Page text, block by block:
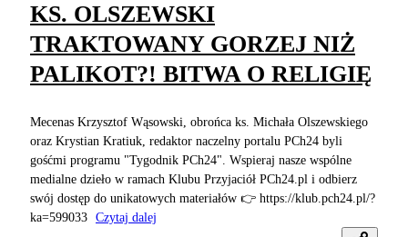
KS. OLSZEWSKI
TRAKTOWANY GORZEJ NIŻ
PALIKOT?! BITWA O RELIGIĘ
Mecenas Krzysztof Wąsowski, obrońca ks. Michała Olszewskiego
oraz Krystian Kratiuk, redaktor naczelny portalu PCh24 byli
gośćmi programu "Tygodnik PCh24". Wspieraj nasze wspólne
medialne dzieło w ramach Klubu Przyjaciół PCh24.pl i odbierz
swój dostęp do unikatowych materiałów 👉 https://klub.pch24.pl/?
ka=599033 Czytaj dalej